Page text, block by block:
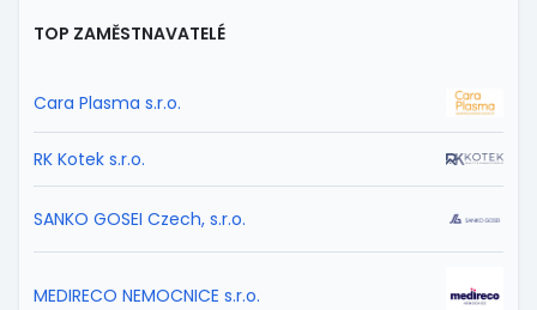
TOP ZAMĚSTNAVATELÉ
Cara Plasma s.r.o.
RK Kotek s.r.o.
SANKO GOSEI Czech, s.r.o.
MEDIRECO NEMOCNICE s.r.o.